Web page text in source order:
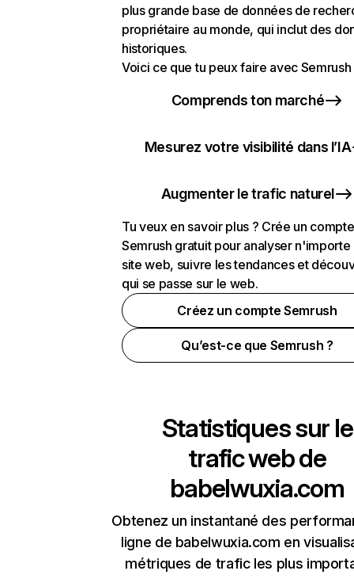
plus grande base de données de
propriétaire au monde, qui inclut des
historiques.
Voici ce que tu peux faire avec Semrush
Comprends ton marché
Mesurez votre visibilité dans l’IA
Augmenter le trafic naturel
Tu veux en savoir plus ? Crée un compte
Semrush gratuit pour analyser n'importe
site web, suivre les tendances et
qui se passe sur le web.
Créez un compte Semrush
Qu’est-ce que Semrush ?
Statistiques sur le
trafic web de
babelwuxia.com
Obtenez un instantané des
ligne de babelwuxia.com en
métriques de trafic les plus